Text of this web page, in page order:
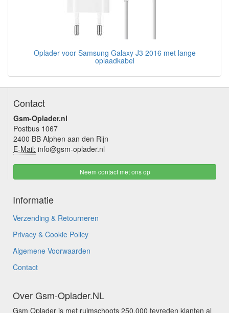
Oplader voor Samsung Galaxy J3 2016 met lange
oplaadkabel
Contact
Gsm-Oplader.nl
Postbus 1067
2400 BB Alphen aan den Rijn
E-Mail: info@gsm-oplader.nl
Neem contact met ons op
Informatie
Verzending & Retourneren
Privacy & Cookie Policy
Algemene Voorwaarden
Contact
Over Gsm-Oplader.NL
Gsm Oplader is met ruimschoots 250.000 tevreden klanten al